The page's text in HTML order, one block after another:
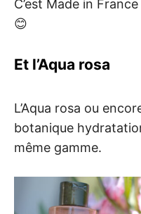
C’est Made in
😊
Et l’Aqua rosa
L’Aqua rosa ou
botanique
même gamme.